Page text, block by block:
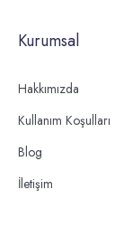
Kurumsal
Hakkımızda
Kullanım Koşulları
Blog
İletişim